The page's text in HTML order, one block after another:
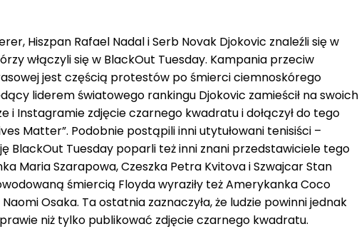
Hiszpan Rafael Nadal i Serb Novak Djokovic znaleźli się w
włączyli się w BlackOut Tuesday. Kampania przeciw
jest częścią protestów po śmierci ciemnoskórego
liderem światowego rankingu Djokovic zamieścił na swoich
i Instagramie zdjęcie czarnego kwadratu i dołączył do tego
Matter”. Podobnie postąpili inni utytułowani tenisiści –
BlackOut Tuesday poparli też inni znani przedstawiciele tego
Maria Szarapowa, Czeszka Petra Kvitova i Szwajcar Stan
śmiercią Floyda wyraziły też Amerykanka Coco
Osaka. Ta ostatnia zaznaczyła, że ludzie powinni jednak
niż tylko publikować zdjęcie czarnego kwadratu.